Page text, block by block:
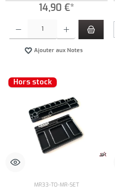
14,90 €*
Quantité de produit : Entrez la quantité
Ajouter aux Notes
Hors stock
MR33-TO-MR-SET